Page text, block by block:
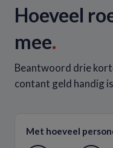
Hoeveel
mee.
Beantwoord drie
contant geld handig
Met hoeveel